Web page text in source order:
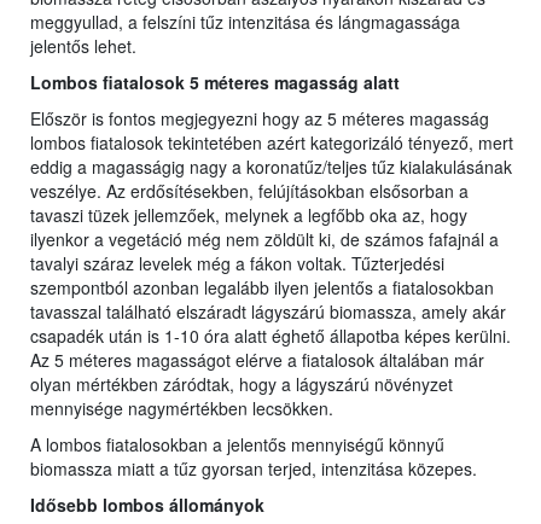
meggyullad, a felszíni tűz intenzitása és lángmagassága
jelentős lehet.
Lombos fiatalosok 5 méteres magasság alatt
Először is fontos megjegyezni hogy az 5 méteres magasság
lombos fiatalosok tekintetében azért kategorizáló tényező, mert
eddig a magasságig nagy a koronatűz/teljes tűz kialakulásának
veszélye. Az erdősítésekben, felújításokban elsősorban a
tavaszi tüzek jellemzőek, melynek a legfőbb oka az, hogy
ilyenkor a vegetáció még nem zöldült ki, de számos fafajnál a
tavalyi száraz levelek még a fákon voltak. Tűzterjedési
szempontból azonban legalább ilyen jelentős a fiatalosokban
tavasszal található elszáradt lágyszárú biomassza, amely akár
csapadék után is 1-10 óra alatt éghető állapotba képes kerülni.
Az 5 méteres magasságot elérve a fiatalosok általában már
olyan mértékben záródtak, hogy a lágyszárú növényzet
mennyisége nagymértékben lecsökken.
A lombos fiatalosokban a jelentős mennyiségű könnyű
biomassza miatt a tűz gyorsan terjed, intenzitása közepes.
Idősebb lombos állományok